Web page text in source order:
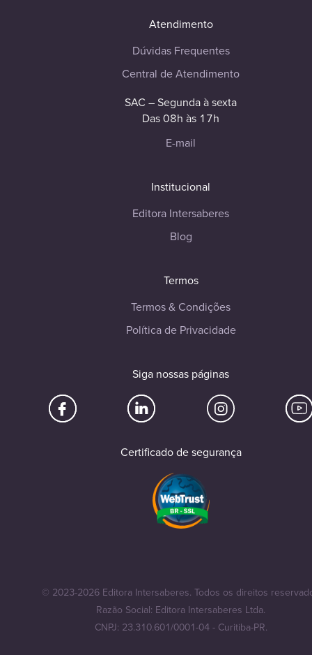
Atendimento
Dúvidas Frequentes
Central de Atendimento
SAC – Segunda à sexta
Das 08h às 17h
E-mail
Institucional
Editora Intersaberes
Blog
Termos
Termos & Condições
Política de Privacidade
Siga nossas páginas
Certificado de segurança
© 2023-2026 Editora Intersaberes. Todos os direitos
Razão Social: Editora Intersaberes Ltda.
CNPJ: 23.310.601/0001-04 - Curitiba-PR.